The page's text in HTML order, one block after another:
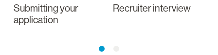
Submitting your
application
Recruiter interview